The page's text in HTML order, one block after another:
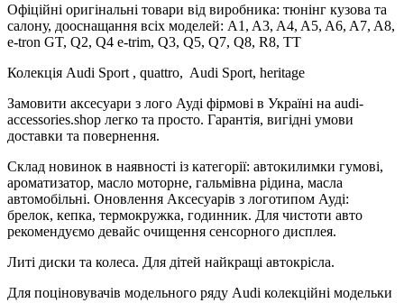
Офіційні оригінальні товари від виробника: тюнінг кузова та
салону, дооснащання всіх моделей: A1, A3, A4, A5, A6, A7, A8,
e-tron GT, Q2, Q4 e-trim, Q3, Q5, Q7, Q8, R8, TT
Колекція Audi Sport , quattro, Audi Sport, heritage
Замовити аксесуари з лого Ауді фірмові в Україні на audi-
accessories.shop легко та просто. Гарантія, вигідні умови
доставки та повернення.
Склад новинок в наявності із категорії: автокилимки гумові,
ароматизатор, масло моторне, гальмівна рідина, масла
автомобільні. Оновлення Аксесуарів з логотипом Ауді:
брелок, кепка, термокружка, годинник. Для чистоти авто
рекомендуємо девайс очищення сенсорного дисплея.
Литі диски та колеса. Для дітей найкращі автокрісла.
Для поціновувачів модельного ряду Audi колекційні модельки